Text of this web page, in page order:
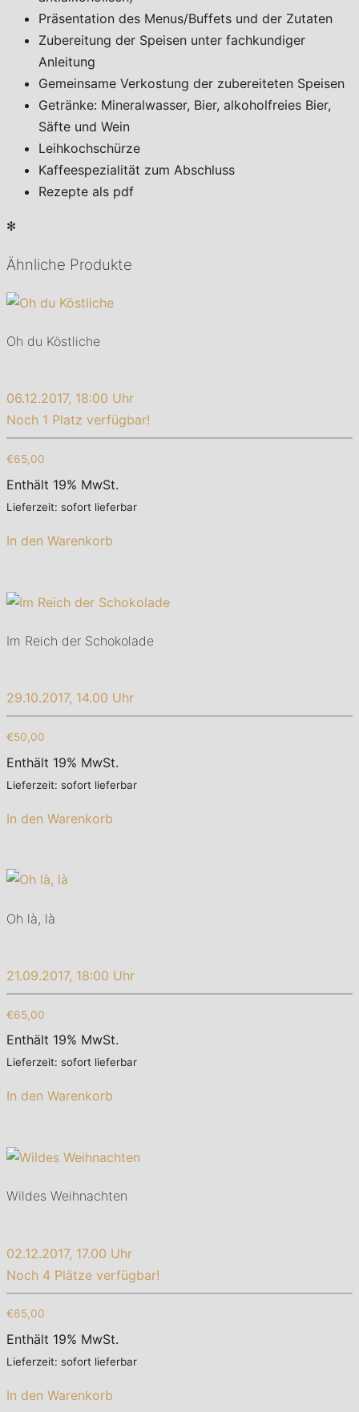
Präsentation des Menus/Buffets und der Zutaten
Zubereitung der Speisen unter fachkundiger
Anleitung
Gemeinsame Verkostung der zubereiteten Speisen
Getränke: Mineralwasser, Bier, alkoholfreies Bier,
Säfte und Wein
Leihkochschürze
Kaffeespezialität zum Abschluss
Rezepte als pdf
✻
Ähnliche Produkte
Oh du Köstliche
06.12.2017, 18:00 Uhr
Noch 1 Platz verfügbar!
€65,00
Enthält 19% MwSt.
Lieferzeit: sofort lieferbar
In den Warenkorb
Im Reich der Schokolade
29.10.2017, 14.00 Uhr
€50,00
Enthält 19% MwSt.
Lieferzeit: sofort lieferbar
In den Warenkorb
Oh là, là
21.09.2017, 18:00 Uhr
€65,00
Enthält 19% MwSt.
Lieferzeit: sofort lieferbar
In den Warenkorb
Wildes Weihnachten
02.12.2017, 17.00 Uhr
Noch 4 Plätze verfügbar!
€65,00
Enthält 19% MwSt.
Lieferzeit: sofort lieferbar
In den Warenkorb